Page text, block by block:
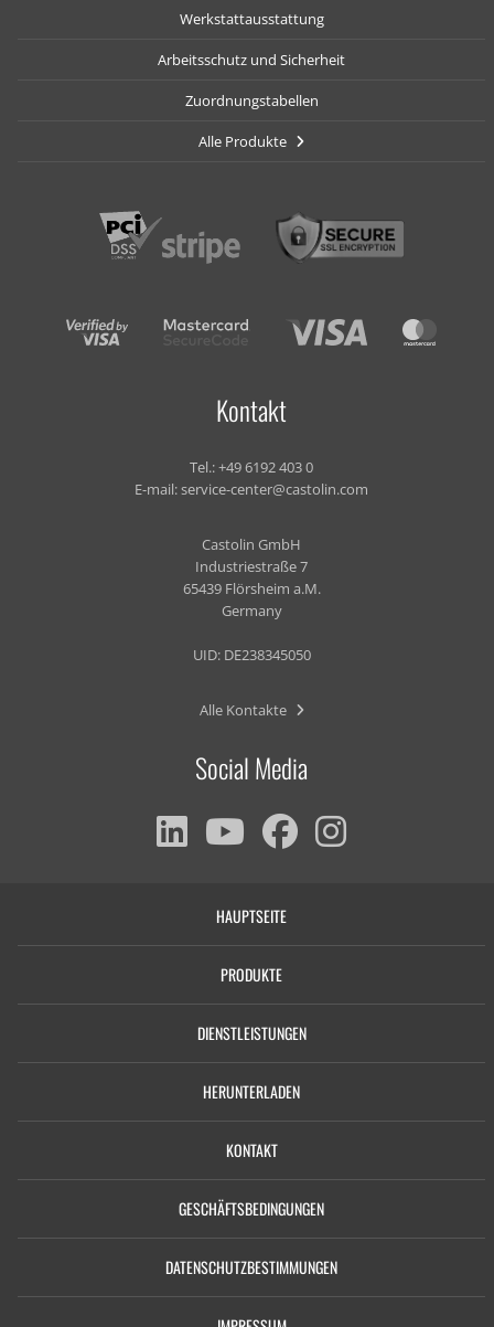
Werkstattausstattung
Arbeitsschutz und Sicherheit
Zuordnungstabellen
Alle Produkte
Kontakt
Tel.:+49 6192 403 0
E-mail:service-center@castolin.com
Castolin GmbH
Industriestraße 7
65439 Flörsheim a.M.
Germany
UID: DE238345050
Alle Kontakte
Social Media
HAUPTSEITE
PRODUKTE
DIENSTLEISTUNGEN
HERUNTERLADEN
KONTAKT
GESCHÄFTSBEDINGUNGEN
DATENSCHUTZBESTIMMUNGEN